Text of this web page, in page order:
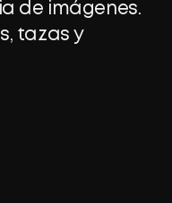
de imágenes.
tazas y